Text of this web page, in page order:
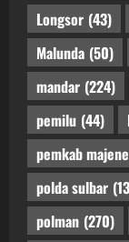
Longsor (43)
Malunda (50)
mandar (224)
pemilu (44)
pemkab majene
polda sulbar
polman (270)